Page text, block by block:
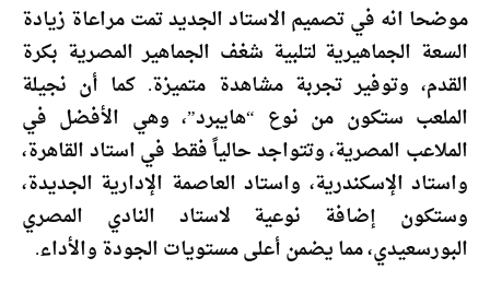
موضحا انه في تصميم الاستاد الجديد تمت مراعاة زيادة
السعة الجماهيرية لتلبية شغف الجماهير المصرية بكرة
القدم، وتوفير تجربة مشاهدة متميزة. كما أن نجيلة
الملعب ستكون من نوع “هايبرد”، وهي الأفضل في
الملاعب المصرية، وتتواجد حالياً فقط في استاد القاهرة،
واستاد الإسكندرية، واستاد العاصمة الإدارية الجديدة،
وستكون إضافة نوعية لاستاد النادي المصري
البورسعيدي، مما يضمن أعلى مستويات الجودة والأداء.